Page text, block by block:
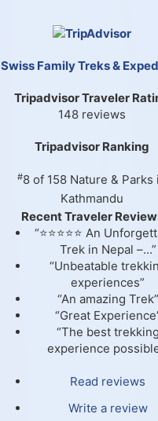
Swiss Family Treks &
Tripadvisor Traveler
148 reviews
Tripadvisor Ranking
#8 of 158 Nature & Parks
Kathmandu
Recent Traveler
“⭐⭐⭐⭐⭐ An
Trek in Nepal –...”
“Unbeatable
experiences”
“An amazing Trek”
“Great
“The best trekking
experience
Read reviews
Write a review